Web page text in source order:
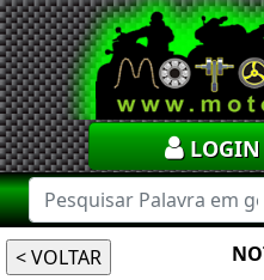
LOGIN